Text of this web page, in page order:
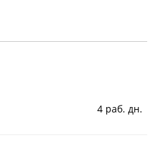
4 раб. дн.